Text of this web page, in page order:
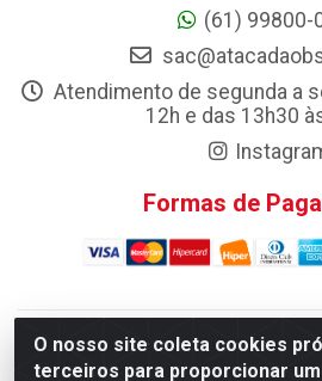
O nosso site coleta cookies
terceiros para proporcionar
(61) 99800-
Atendimento de segunda a
12h e das 13h30
Formas de
Atacadao da Limpeza F. Pereira
Distribuicao LTDA - Quadra Qi 10